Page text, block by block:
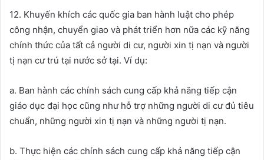
12. Khuyến khích các quốc gia ban hành luật cho phép
công nhận, chuyển giao và phát triển hơn nữa các kỹ năng
chính thức của tất cả người di cư, người xin tị nạn và người
tị nạn cư trú tại nước sở tại. Ví dụ:
a. Ban hành các chính sách cung cấp khả năng tiếp cận
giáo dục đại học cũng như hỗ trợ những người di cư đủ tiêu
chuẩn, những người xin tị nạn và những người tị nạn.
b. Thực hiện các chính sách cung cấp khả năng tiếp cận